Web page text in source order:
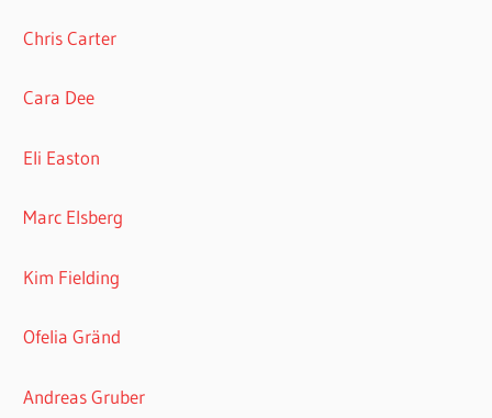
Chris Carter
Cara Dee
Eli Easton
Marc Elsberg
Kim Fielding
Ofelia Gränd
Andreas Gruber